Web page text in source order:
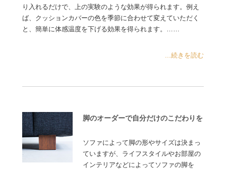
り入れるだけで、上の実験のような効果が得られます。例え
ば、クッションカバーの色を季節に合わせて変えていただく
と、簡単に体感温度を下げる効果を得られます。……
...続きを読む
脚のオーダーで自分だけのこだわりを
ソファによって脚の形やサイズは決まっ
ていますが、ライフスタイルやお部屋の
インテリアなどによってソファの脚を